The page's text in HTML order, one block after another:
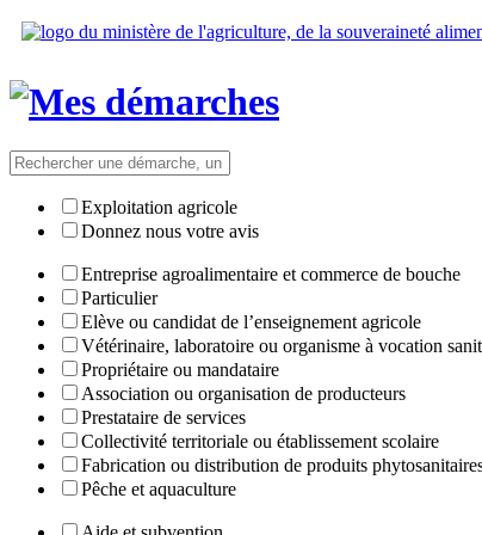
Exploitation agricole
Donnez nous votre avis
Entreprise agroalimentaire et commerce de bouche
Particulier
Elève ou candidat de l’enseignement agricole
Vétérinaire, laboratoire ou organisme à vocation
Propriétaire ou mandataire
Association ou organisation de producteurs
Prestataire de services
Collectivité territoriale ou établissement scolaire
Fabrication ou distribution de produits
Pêche et aquaculture